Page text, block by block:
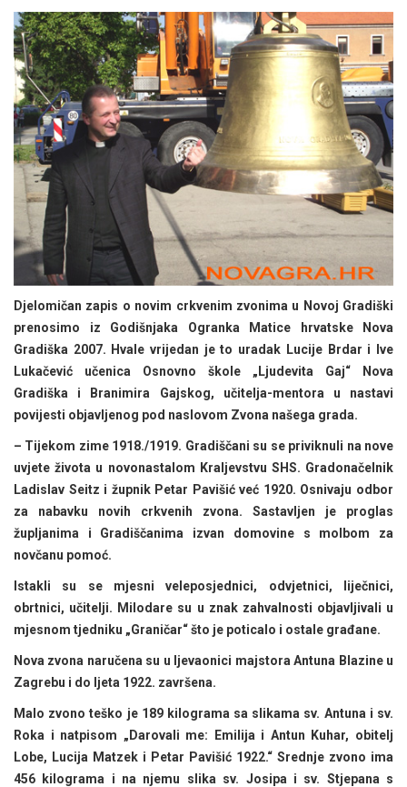
Djelomičan zapis o novim crkvenim zvonima u Novoj Gradiški
prenosimo iz Godišnjaka Ogranka Matice hrvatske Nova
Gradiška 2007. Hvale vrijedan je to uradak Lucije Brdar i Ive
Lukačević učenica Osnovno škole „Ljudevita Gaj“ Nova
Gradiška i Branimira Gajskog, učitelja-mentora u nastavi
povijesti objavljenog pod naslovom Zvona našega grada.
– Tijekom zime 1918./1919. Gradiščani su se priviknuli na nove
uvjete života u novonastalom Kraljevstvu SHS. Gradonačelnik
Ladislav Seitz i župnik Petar Pavišić već 1920. Osnivaju odbor
za nabavku novih crkvenih zvona. Sastavljen je proglas
župljanima i Gradiščanima izvan domovine s molbom za
novčanu pomoć.
Istakli su se mjesni veleposjednici, odvjetnici, liječnici,
obrtnici, učitelji. Milodare su u znak zahvalnosti objavljivali u
mjesnom tjedniku „Graničar“ što je poticalo i ostale građane.
Nova zvona naručena su u ljevaonici majstora Antuna Blazine u
Zagrebu i do ljeta 1922. završena.
Malo zvono teško je 189 kilograma sa slikama sv. Antuna i sv.
Roka i natpisom „Darovali me: Emilija i Antun Kuhar, obitelj
Lobe, Lucija Matzek i Petar Pavišić 1922.“ Srednje zvono ima
456 kilograma i na njemu slika sv. Josipa i sv. Stjepana s